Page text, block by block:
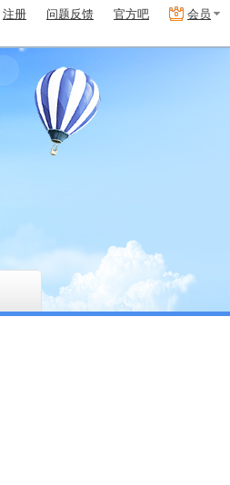
注册 问题反馈 官方吧 会员